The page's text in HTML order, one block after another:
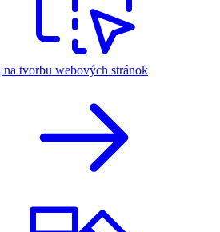
na tvorbu webových stránok